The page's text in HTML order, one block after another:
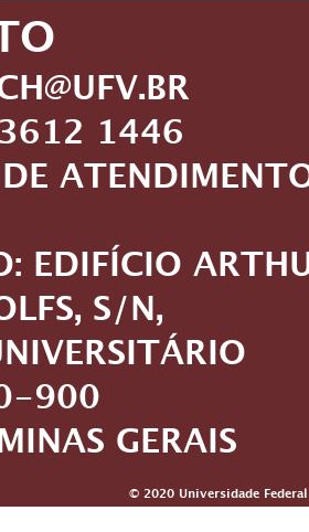
1446
EDIFÍCIO
S/N,
900
GERAIS
© 2020 Universidade